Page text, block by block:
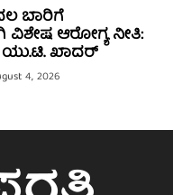
ಬಾರಿಗೆ
ಆರೋಗ್ಯ ನೀತಿ:
ಖಾದರ್
4, 2026